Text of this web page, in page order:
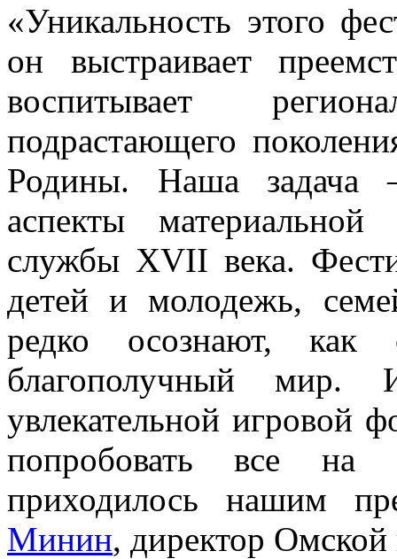
«Уникальность этого
он выстраивает
воспитывает
подрастающего
Родины. Наша задача –
аспекты
службы XVII века.
детей и молодежь,
редко осознают,
благополучный
увлекательной игровой
попробовать все на
приходилось нашим
Минин, директор Омской